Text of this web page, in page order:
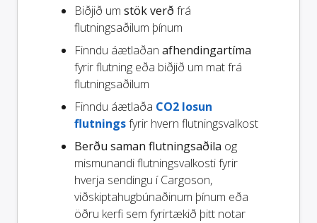
Biðjið um stök verð frá
flutningsaðilum þínum
Finndu áætlaðan afhendingartíma
fyrir flutning eða biðjið um mat frá
flutningsaðilum
Finndu áætlaða CO2 losun
flutningsfyrir hvern flutningsvalkost
Berðu saman flutningsaðila og
mismunandi flutningsvalkosti fyrir
hverja sendingu í Cargoson,
viðskiptahugbúnaðinum þínum eða
öðru kerfi sem fyrirtækið þitt notar